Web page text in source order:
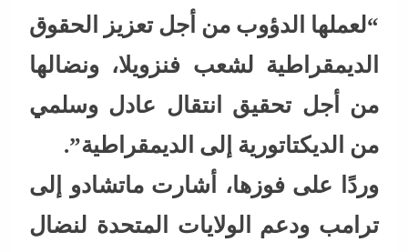
“لعملها الدؤوب من أجل تعزيز الحقوق
الديمقراطية لشعب فنزويلا، ونضالها
من أجل تحقيق انتقال عادل وسلمي
من الديكتاتورية إلى الديمقراطية”.
وردًا على فوزها، أشارت ماتشادو إلى
ترامب ودعم الولايات المتحدة لنضال